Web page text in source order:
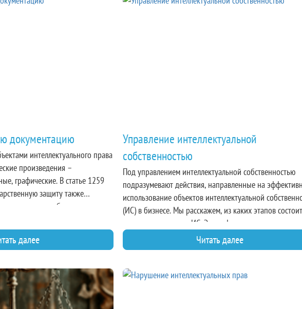
документацию
интеллектуального права
произведения –
графические. В статье 1259
защиту также
объекты
науки, выраженные в
изображений, макетов. Это
элементами,
можно и нужно защищать.
далее
Управление интеллектуальной
собственностью
Под управлением интеллектуальной собственностью
подразумевают действия, направленные на
использование объектов интеллектуальной
(ИС) в бизнесе. Мы расскажем, из каких этапов состоит
процесс управления ИС. Эта информация поможет вам
найти собственные способы плодотворного
интеллектуальными ресурсами в рамках вашей
Читать далее